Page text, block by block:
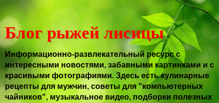
Блог рыжей лисицы
Информационно-развлекательный ресурс с
интересными новостями, забавными картинками и с
красивыми фотографиями. Здесь есть кулинарные
рецепты для мужчин, советы для "компьютерных
чайников", музыкальное видео, подборки полезных